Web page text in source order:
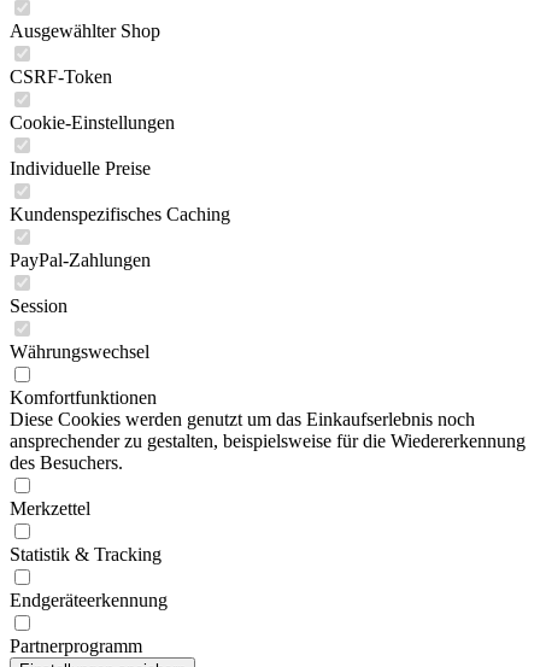
Ausgewählter Shop
CSRF-Token
Cookie-Einstellungen
Individuelle Preise
Kundenspezifisches Caching
PayPal-Zahlungen
Session
Währungswechsel
Komfortfunktionen
Diese Cookies werden genutzt um das Einkaufserlebnis noch
ansprechender zu gestalten, beispielsweise für die Wiedererkennung
des Besuchers.
Merkzettel
Statistik & Tracking
Endgeräteerkennung
Partnerprogramm